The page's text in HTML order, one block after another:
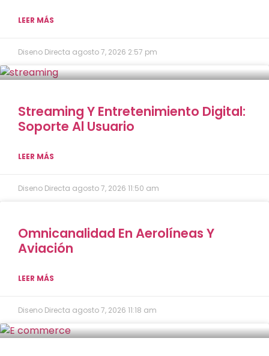
LEER MÁS
Diseno Directa agosto 7, 2026 2:57 pm
Streaming Y Entretenimiento Digital:
Soporte Al Usuario
LEER MÁS
Diseno Directa agosto 7, 2026 11:50 am
Omnicanalidad En Aerolíneas Y
Aviación
LEER MÁS
Diseno Directa agosto 7, 2026 11:18 am